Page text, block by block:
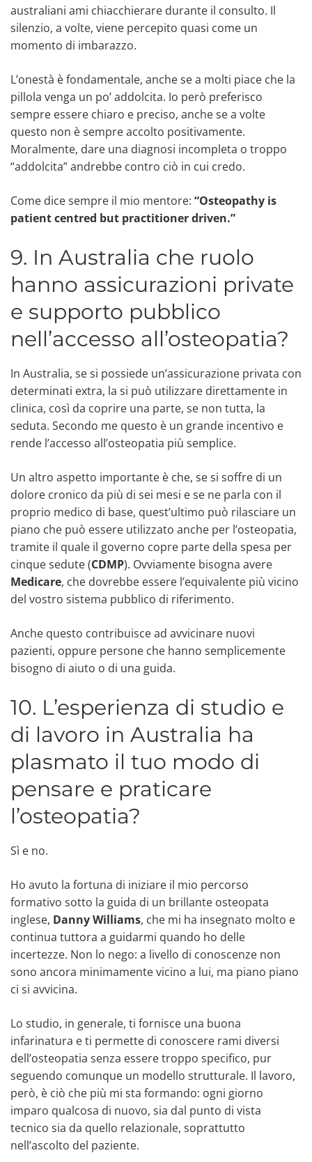
australiani ami chiacchierare durante il consulto. Il
silenzio, a volte, viene percepito quasi come un
momento di imbarazzo.
L’onestà è fondamentale, anche se a molti piace che la
pillola venga un po’ addolcita. Io però preferisco
sempre essere chiaro e preciso, anche se a volte
questo non è sempre accolto positivamente.
Moralmente, dare una diagnosi incompleta o troppo
“addolcita” andrebbe contro ciò in cui credo.
Come dice sempre il mio mentore: “Osteopathy is
patient centred but practitioner driven.”
9. In Australia che ruolo
hanno assicurazioni private
e supporto pubblico
nell’accesso all’osteopatia?
In Australia, se si possiede un’assicurazione privata con
determinati extra, la si può utilizzare direttamente in
clinica, così da coprire una parte, se non tutta, la
seduta. Secondo me questo è un grande incentivo e
rende l’accesso all’osteopatia più semplice.
Un altro aspetto importante è che, se si soffre di un
dolore cronico da più di sei mesi e se ne parla con il
proprio medico di base, quest’ultimo può rilasciare un
piano che può essere utilizzato anche per l’osteopatia,
tramite il quale il governo copre parte della spesa per
cinque sedute (CDMP). Ovviamente bisogna avere
Medicare, che dovrebbe essere l’equivalente più vicino
del vostro sistema pubblico di riferimento.
Anche questo contribuisce ad avvicinare nuovi
pazienti, oppure persone che hanno semplicemente
bisogno di aiuto o di una guida.
10. L’esperienza di studio e
di lavoro in Australia ha
plasmato il tuo modo di
pensare e praticare
l’osteopatia?
Sì e no.
Ho avuto la fortuna di iniziare il mio percorso
formativo sotto la guida di un brillante osteopata
inglese, Danny Williams, che mi ha insegnato molto e
continua tuttora a guidarmi quando ho delle
incertezze. Non lo nego: a livello di conoscenze non
sono ancora minimamente vicino a lui, ma piano piano
ci si avvicina.
Lo studio, in generale, ti fornisce una buona
infarinatura e ti permette di conoscere rami diversi
dell’osteopatia senza essere troppo specifico, pur
seguendo comunque un modello strutturale. Il lavoro,
però, è ciò che più mi sta formando: ogni giorno
imparo qualcosa di nuovo, sia dal punto di vista
tecnico sia da quello relazionale, soprattutto
nell’ascolto del paziente.